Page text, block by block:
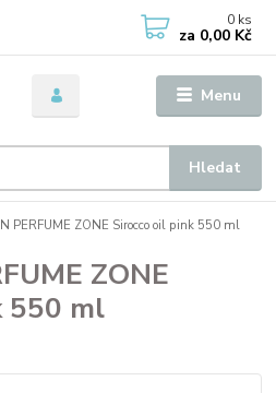
Menu
Hledat
0 ks
za 0,00 Kč
PERFUME ZONE Sirocco oil pink 550 ml
ZONE
550 ml